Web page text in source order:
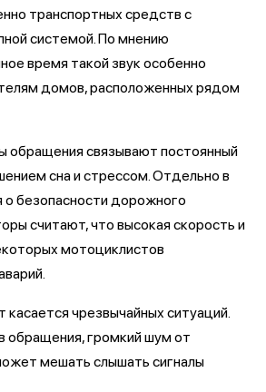
транспортных средств с
системой. По мнению
время такой звук особенно
домов, расположенных рядом
обращения связывают постоянный
сна и стрессом. Отдельно в
о безопасности дорожного
считают, что высокая скорость и
мотоциклистов
чрезвычайных ситуаций.
обращения, громкий шум от
мешать слышать сигналы